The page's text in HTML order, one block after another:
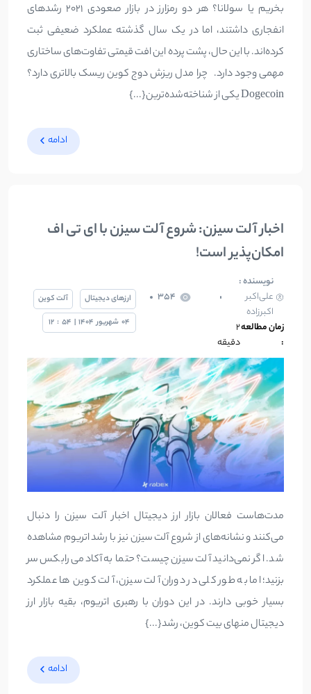
بخریم یا سولانا؟ هر دو رمزارز در بازار صعودی ۲۰۲۱ رشدهای
انفجاری داشتند، اما در یک سال گذشته عملکرد ضعیفی ثبت
کرده‌اند. با این حال، پشت پرده این افت قیمتی تفاوت‌های ساختاری
مهمی وجود دارد. چرا مدل ریزش دوج کوین ریسک بالاتری دارد؟
Dogecoin یکی از شناخته‌شده‌ترین{...}
ادامه
اخبار آلت سیزن: شروع آلت سیزن با ای تی اف
امکان‌پذیر است!
نویسنده :
علی‌اکبر
اکبرزاده
354
زمان مطالعه
:
2
دقیقه
ارزهای دیجیتال
آلت کوین
04 شهریور 1404
|
54
:
12
مدت‌هاست فعالان بازار ارز دیجیتال اخبار آلت سیزن را دنبال
می‌کنند و نشانه‌های از شروع آلت سیزن نیز با رشد اتریوم مشاهده
شد. اگر نمی‌دانید آلت سیزن چیست؟ حتما به آکادمی رابکس سر
بزنید؛ اما به طور کلی در دوران آلت سیزن، آلت کوین ‌ها عملکرد
بسیار خوبی دارند. در این دوران با رهبری اتریوم، بقیه بازار ارز
دیجیتال منهای بیت کوین، رشد{...}
ادامه